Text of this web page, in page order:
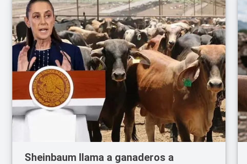
Sheinbaum llama a ganaderos a